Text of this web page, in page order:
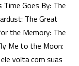
Time Goes By: The
The Great
the Memory: The
Me to the Moon:
volta com suas